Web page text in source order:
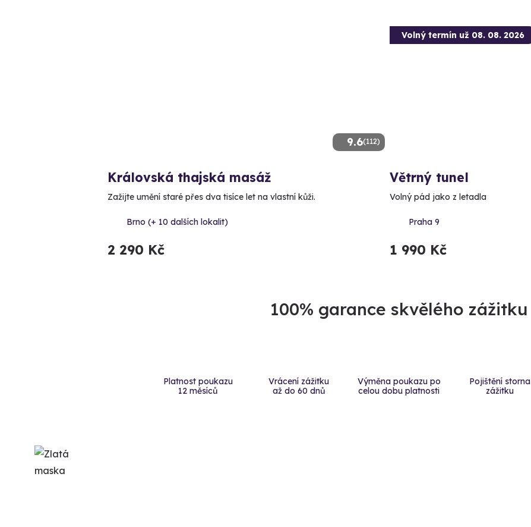
9.6(112)
Královská thajská masáž
Zažijte umění staré přes dva tisíce let na vlastní kůži.
Brno (+ 10 dalších lokalit)
2 290 Kč
Volný termín už 08. 08. 2026
Větrný tunel
Volný pád jako z letadla
Praha 9
1 990 Kč
100% garance skvělého zážitku
Platnost poukazu
12 měsíců
Vrácení zážitku
až do 60 dnů
Výměna poukazu po
celou dobu platnosti
Pojištění storna
zážitku